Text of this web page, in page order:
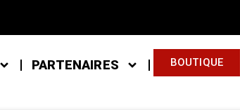
PARTENAIRES BOUTIQUE